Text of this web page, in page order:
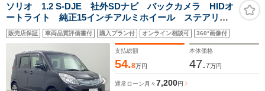
ソリオ 1.2 S-DJE 社外SDナビ バックカメラ HIDオ
ートライト 純正15インチアルミホイール ステアリン
グスイッチ 革巻きステアリング 電動格納ミラー ド
アバイザー スマートキー
販売店保証 車両品質評価書付 購入プラン付 オンライン相談可 360°画像付
支払総額
54.8万円
本体価格
47.7万円
通常ローン 月々7,200円